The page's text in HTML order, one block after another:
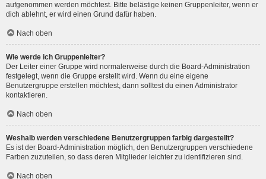
aufgenommen werden möchtest. Bitte belästige keinen Gruppenleiter, wenn er
dich ablehnt, er wird einen Grund dafür haben.
Nach oben
Wie werde ich Gruppenleiter?
Der Leiter einer Gruppe wird normalerweise durch die Board-Administration
festgelegt, wenn die Gruppe erstellt wird. Wenn du eine eigene
Benutzergruppe erstellen möchtest, dann solltest du einen Administrator
kontaktieren.
Nach oben
Weshalb werden verschiedene Benutzergruppen farbig dargestellt?
Es ist der Board-Administration möglich, den Benutzergruppen verschiedene
Farben zuzuteilen, so dass deren Mitglieder leichter zu identifizieren sind.
Nach oben